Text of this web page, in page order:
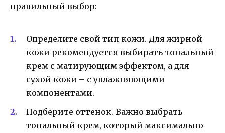
правильный выбор:
Определите свой тип кожи. Для жирной
кожи рекомендуется выбирать тональный
крем с матирующим эффектом, а для
сухой кожи – с увлажняющими
компонентами.
Подберите оттенок. Важно выбрать
тональный крем, который максимально